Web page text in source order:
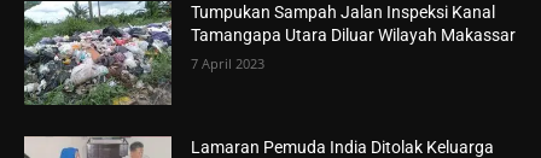
Tumpukan Sampah Jalan Inspeksi Kanal
Tamangapa Utara Diluar Wilayah Makassar
7 April 2023
Lamaran Pemuda India Ditolak Keluarga